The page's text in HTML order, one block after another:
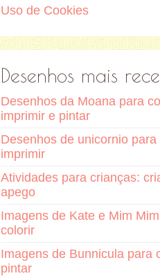
Uso de Cookies
Desenhos mais
Desenhos da Moana para
imprimir e pintar
Desenhos de unicornio para
imprimir
Atividades para crianças:
apego
Imagens de Kate e Mim
colorir
Imagens de Bunnicula para
pintar